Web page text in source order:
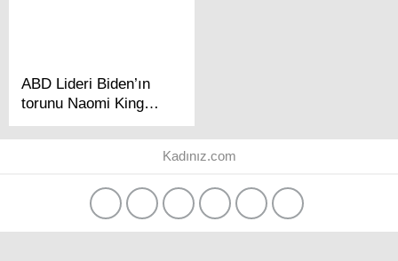
ABD Lideri Biden’ın
torunu Naomi King
Biden dönemi
Çeşme’de açtı!
Kadınız.com